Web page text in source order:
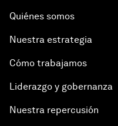
Quiénes somos
Nuestra estrategia
Cómo trabajamos
Liderazgo y gobernanza
Nuestra repercusión